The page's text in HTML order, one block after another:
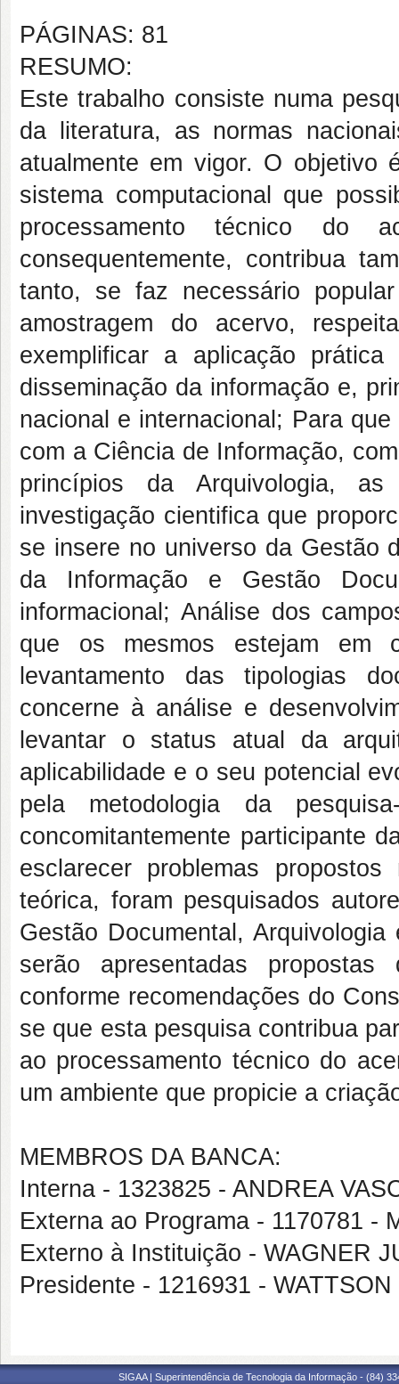
PÁGINAS: 81
RESUMO:
Este trabalho consiste numa
da literatura, as normas
atualmente em vigor. O objetivo
sistema computacional que
processamento técnico
consequentemente, contribua
tanto, se faz necessário
amostragem do acervo,
exemplificar a aplicação
disseminação da informação e,
nacional e internacional; Para
com a Ciência de Informação,
princípios da Arquivologia,
investigação cientifica que
se insere no universo da Gestão
da Informação e Gestão
informacional; Análise dos
que os mesmos estejam em
levantamento das tipologias
concerne à análise e
levantar o status atual da
aplicabilidade e o seu potencial
pela metodologia da
concomitantemente participante
esclarecer problemas
teórica, foram pesquisados
Gestão Documental,
serão apresentadas
conforme recomendações do
se que esta pesquisa contribua
ao processamento técnico do
um ambiente que propicie a
MEMBROS DA BANCA:
Interna - 1323825 - ANDREA
Externa ao Programa - 1170781 -
Externo à Instituição - WAGNER
Presidente - 1216931 -
SIGAA | Superintendência de Tecnologia da Informação - (84)